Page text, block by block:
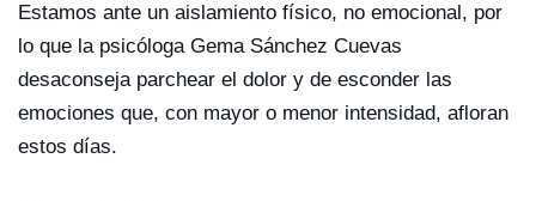
Estamos ante un aislamiento físico, no emocional, por
lo que la psicóloga Gema Sánchez Cuevas
desaconseja parchear el dolor y de esconder las
emociones que, con mayor o menor intensidad, afloran
estos días.